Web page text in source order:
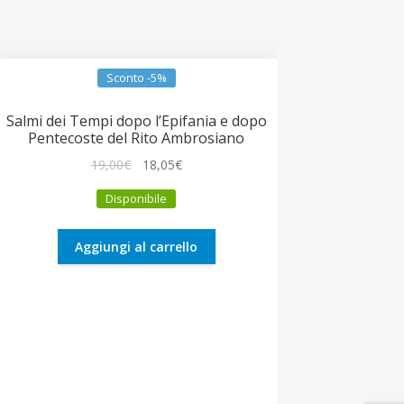
Sconto -5%
Salmi dei Tempi dopo l’Epifania e dopo
Pentecoste del Rito Ambrosiano
19,00€
originale
19,00€.
18,05€Il
18,05€.
Disponibile
Aggiungi al carrello